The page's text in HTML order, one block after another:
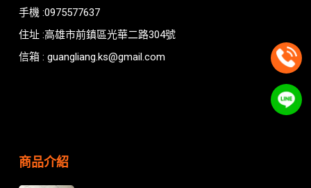
手機 :0975577637
住址 :高雄市前鎮區光華二路304號
信箱 : guangliang.ks@gmail.com
商品介紹